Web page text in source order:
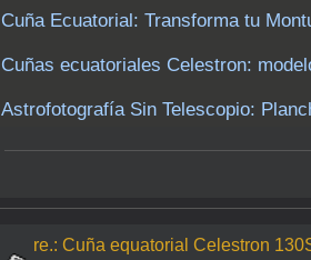
Cuña Ecuatorial: Transforma tu
Cuñas ecuatoriales Celestron:
Astrofotografía Sin Telescopio:
re.: Cuña equatorial Celestron